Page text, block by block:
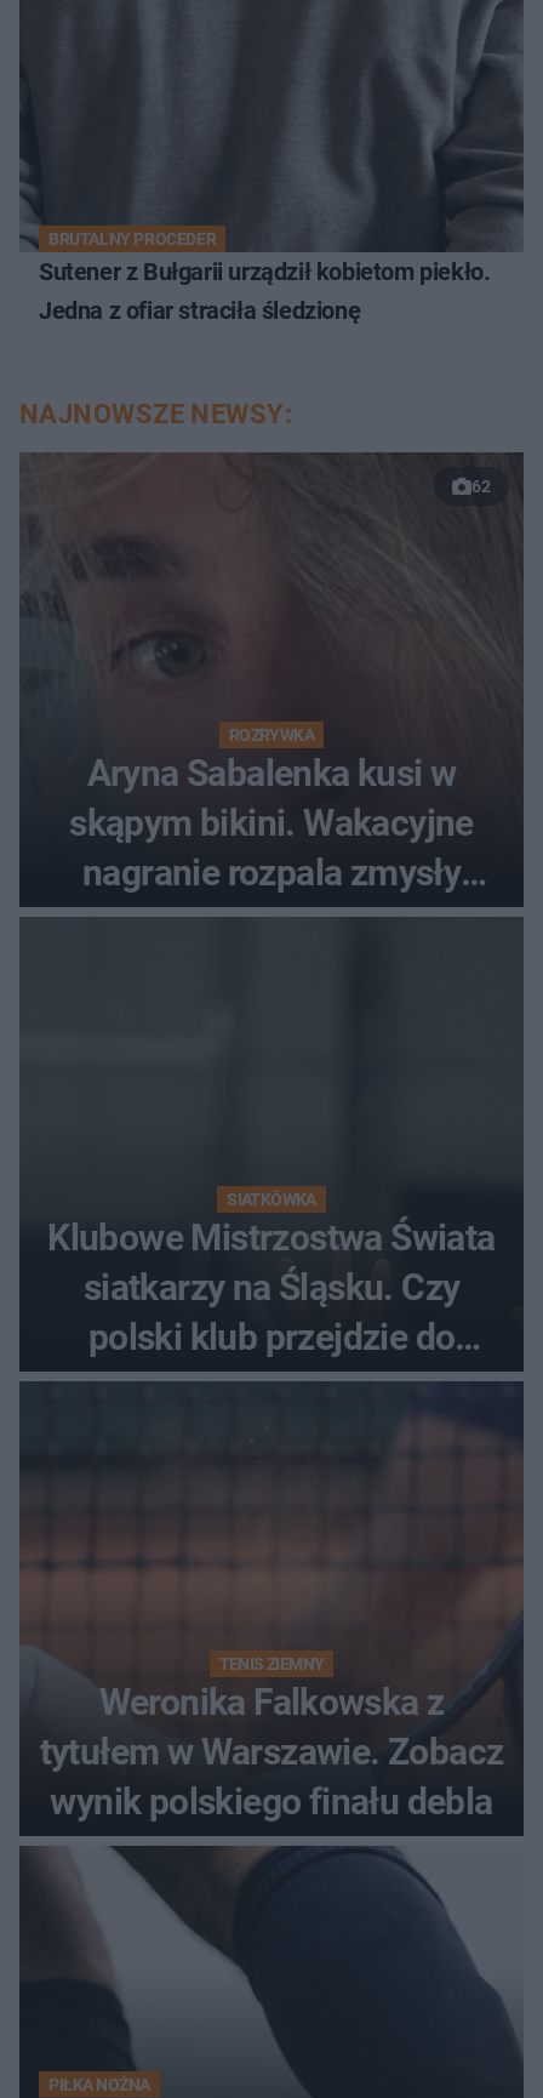
BRUTALNY PROCEDER
Sutener z Bułgarii urządził kobietom piekło.
Jedna z ofiar straciła śledzionę
NAJNOWSZE NEWSY:
62
ROZRYWKA
Aryna Sabalenka kusi w
skąpym bikini. Wakacyjne
nagranie rozpala zmysły
fanów
SIATKÓWKA
Klubowe Mistrzostwa Świata
siatkarzy na Śląsku. Czy
polski klub przejdzie do
historii
TENIS ZIEMNY
Weronika Falkowska z
tytułem w Warszawie. Zobacz
wynik polskiego finału debla
PIŁKA NOŻNA